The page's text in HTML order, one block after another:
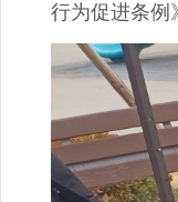
行为促进条例